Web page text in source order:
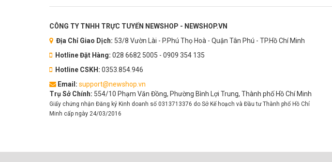
CÔNG TY TNHH TRỰC TUYẾN NEWSHOP - NEWSHOP.VN
Địa Chỉ Giao Dịch: 53/8 Vườn Lài - P.Phú Thọ Hoà - Quận Tân Phú - TP.Hồ Chí Minh
Hotline Đặt Hàng: 028 6682 5005 - 0909 354 135
Hotline CSKH: 0353.854.946
Email: support@newshop.vn
Trụ Sở Chính: 554/10 Phạm Văn Đồng, Phường Bình Lợi Trung, Thành phố Hồ Chí Minh
Giấy chứng nhận Đăng ký Kinh doanh số 0313713376 do Sở Kế hoạch và Đầu tư Thành phố Hồ Chí
Minh cấp ngày 24/03/2016